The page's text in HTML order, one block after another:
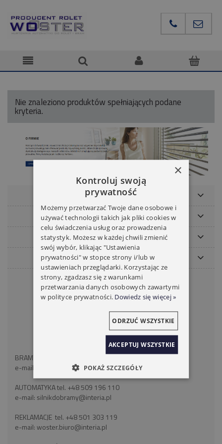
Nie znaleziono produktów spełniających podane
kryteria.
POMOC
NASZE MARKI
MOJE KONTO
PŁATNOŚCI I DOSTAWA
KONTAKT
WOSTER BRAMY ROLETY
41-106 Siemianowice Śląskie
województwo śląskie
NIP: 6262466375
BRAMY ROLETY tel:
+48 793 893 489
e-mail:
silnikdorolet@poczta.fm
AUTOMATYKA tel. +48 509 196 110
e-mail: silnikdobramy@interia.pl
REKLAMACJE tel. +48 501 303 119
e-mail:woster.biuro@interia.pl
×
Kontroluj swoją
prywatność
Możemy przetwarzać Twoje dane osobowe i
używać technologii takich jak pliki cookies w
celu świadczenia usług oraz prowadzenia
statystyk. Możesz w każdej chwili zmienić
swój wybór, klikając "Ustawienia
prywatności" w stopce strony i/lub w
ustawieniach przeglądarki. Korzystając ze
strony, zgadzasz się z warunkami
przetwarzania danych osobowych zawartymi
w polityce prywatności. Dowiedz się więcej »
AKCEPTUJ WSZYSTKIE
ODRZUĆ WSZYSTKIE
POKAŻ SZCZEGÓŁY